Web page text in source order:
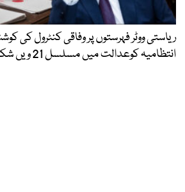
ریاستی ووٹر فہرستوں پر وفاقی کنٹرول کی
انتظامیہ کوعدالت میں مسلسل 21 ویں شکست